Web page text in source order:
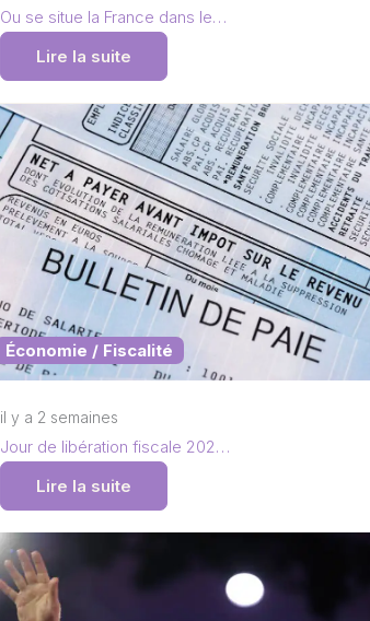
Ou se situe la France dans le…
Lire la suite
Économie / Fiscalité
il y a 2 semaines
Jour de libération fiscale 202…
Lire la suite